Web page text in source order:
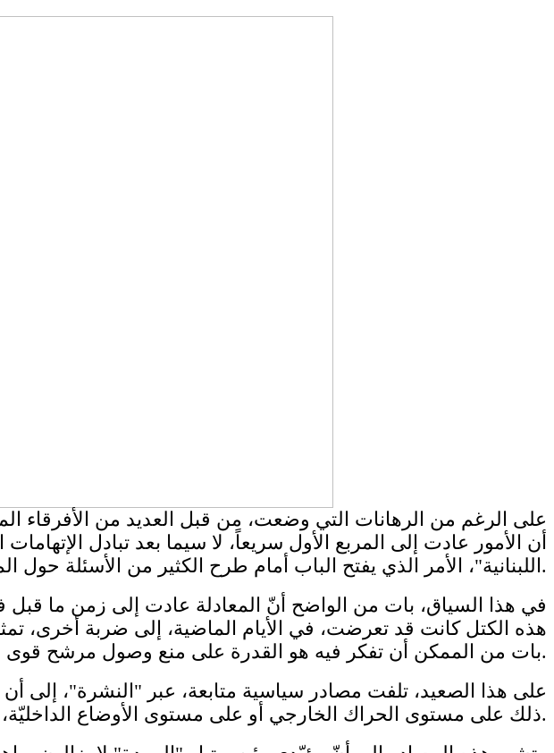
على الرغم من الرهانات التي وضعت، من قبل العديد من الأفرقاء
أن الأمور عادت إلى المربع الأول سريعاً، لا سيما بعد تبادل
اللبنانية"، الأمر الذي يفتح الباب أمام طرح الكثير من الأسئلة حول المرحلة المقبلة.
في هذا السياق، بات من الواضح أنّ المعادلة عادت إلى زمن ما قبل
هذه الكتل كانت قد تعرضت، في الأيام الماضية، إلى ضربة أخرى،
بات من الممكن أن تفكر فيه هو القدرة على منع وصول مرشح قوى الثامن من آذار، أي رئيس تيار "المردة" ​سليمان فرنجية​.
على هذا الصعيد، تلفت مصادر سياسية متابعة، عبر "النشرة"، إلى أن
ذلك على مستوى الحراك الخارجي أو على مستوى الأوضاع الداخليّة، خصوصاً بعد التطور المستجدّ في ملف حاكم مصرف لبنان القضائي ​رياض سلامة​.